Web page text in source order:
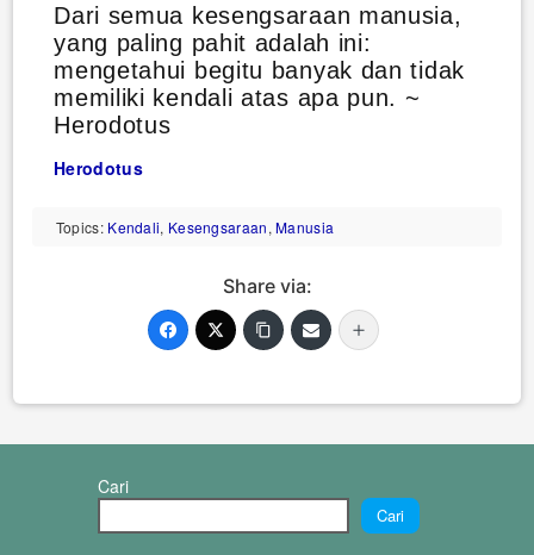
Dari semua kesengsaraan manusia,
yang paling pahit adalah ini:
mengetahui begitu banyak dan tidak
memiliki kendali atas apa pun. ~
Herodotus
Herodotus
Topics: Kendali, Kesengsaraan,Manusia
Share via:
Cari
Cari